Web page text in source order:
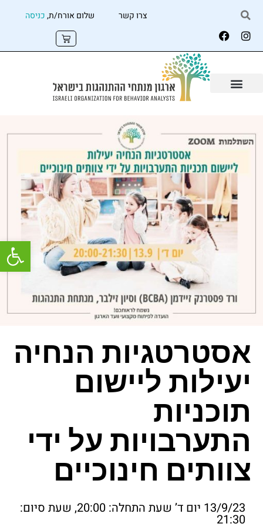
צרו קשר שלום אורח/ת,כניסה
אסטרטגיות הנחיה
יעילות ליישום
תוכניות
התערבויות על ידי
צוותים חינוכיים
13/9/23 יום ד’ שעת התחלה: 20:00, שעת סיום:
21:30